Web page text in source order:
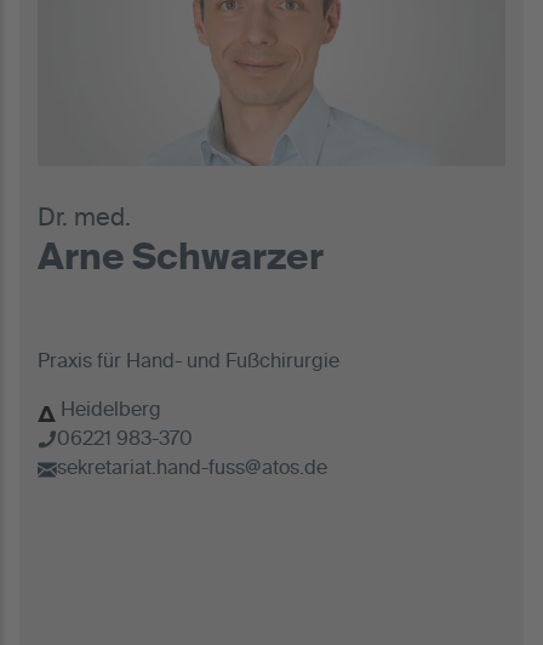
Dr. med.
Arne Schwarzer
Praxis für Hand- und Fußchirurgie
Heidelberg
06221 983-370
sekretariat.hand-fuss@atos.de